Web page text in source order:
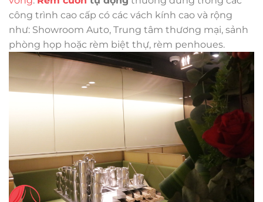
công trình cao cấp có các vách kính cao và rộng
như: Showroom Auto, Trung tâm thương mại, sảnh
phòng họp hoặc rèm biệt thự, rèm penhoues.